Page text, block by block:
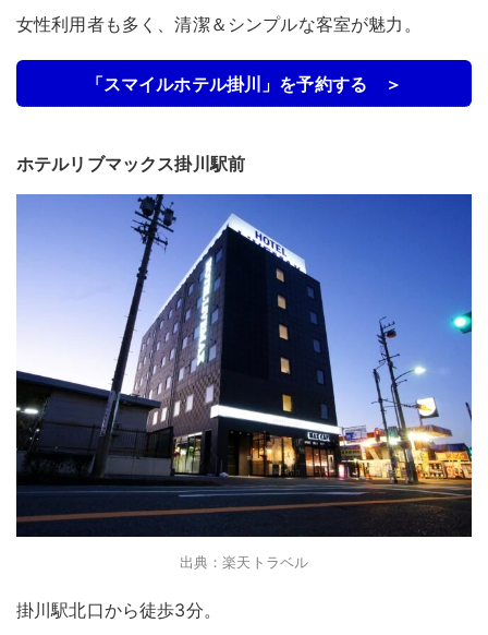
女性利用者も多く、清潔＆シンプルな客室が魅力。
「スマイルホテル掛川」を予約する ＞
ホテルリブマックス掛川駅前
出典：楽天トラベル
掛川駅北口から徒歩3分。